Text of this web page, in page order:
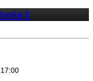
1
17:00